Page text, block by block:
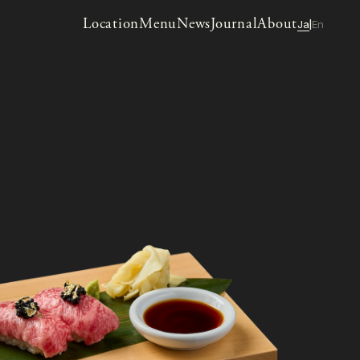
LocationMenuNewsJournalAboutJa En